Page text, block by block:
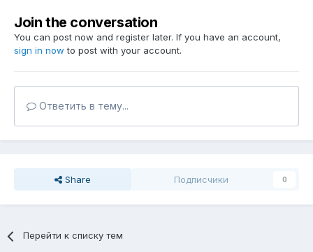
Join the conversation
You can post now and register later. If you have an account,
sign in now to post with your account.
Ответить в тему...
Share Подписчики 0
Перейти к списку тем